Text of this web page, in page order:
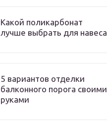
Какой поликарбонат
лучше выбрать для навеса
5 вариантов отделки
балконного порога своими
руками